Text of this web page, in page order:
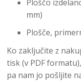
Ploščo
mm)
Plošče,
Ko zaključite z
tisk (v PDF
pa nam jo pošljite